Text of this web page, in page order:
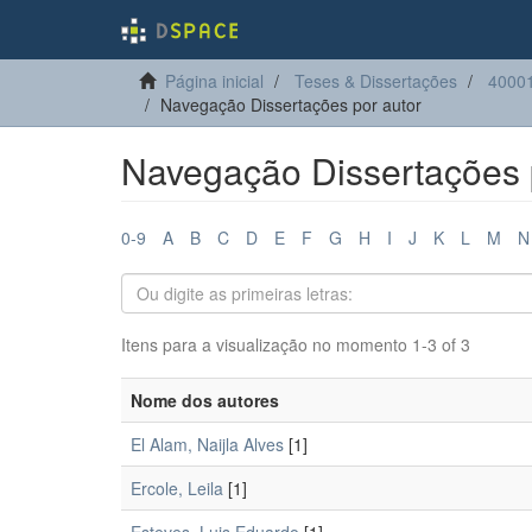
Página inicial Teses & Dissertações
Navegação Dissertações por autor
Navegação
0-9 A B C D E F G H I J K L M N
Itens para a visualização no momento 1-3 of 3
Nome dos autores
El Alam, Naijla Alves [1]
Ercole, Leila [1]